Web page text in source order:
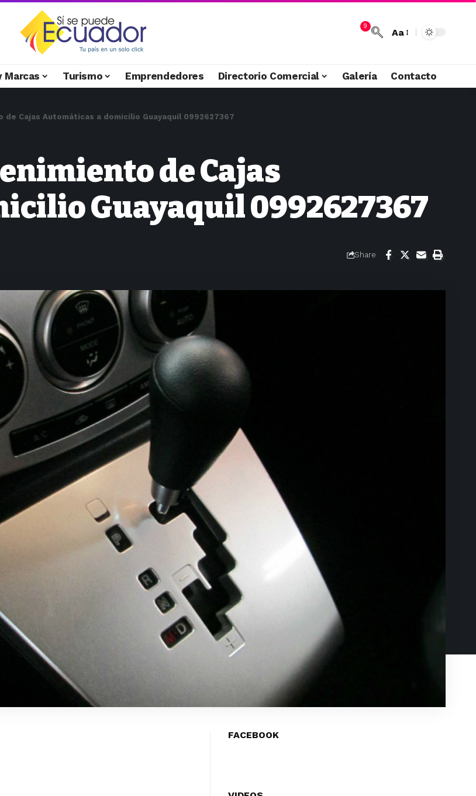
9
Aa
Marcas Turismo Emprendedores Directorio Comercial Galería Contacto
de Cajas Automáticas a domicilio Guayaquil 0992627367
de Cajas
Guayaquil 0992627367
Share
FACEBOOK